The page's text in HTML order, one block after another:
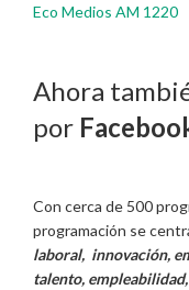
Eco Medios AM 1220
Ahora
por
Con cerca de 500
programación se
laboral, innovación,
talento,